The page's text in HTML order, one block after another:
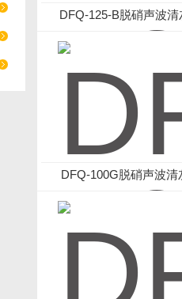
DFQ-125-B脱硝声波清
DFQ-100G脱硝声波清